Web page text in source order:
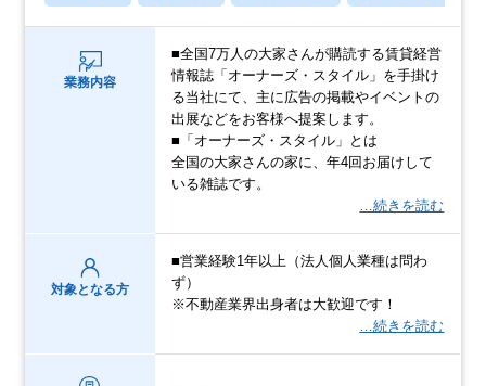
業務内容
■全国7万人の大家さんが購読する賃貸経営
情報誌「オーナーズ・スタイル」を手掛け
る当社にて、主に広告の掲載やイベントの
出展などをお客様へ提案します。
■「オーナーズ・スタイル」とは
全国の大家さんの家に、年4回お届けして
いる雑誌です。
…続きを読む
対象となる方
■営業経験1年以上（法人個人業種は問わ
ず）
※不動産業界出身者は大歓迎です！
…続きを読む